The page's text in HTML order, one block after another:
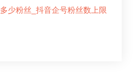
少粉丝_抖音企号粉丝数上限